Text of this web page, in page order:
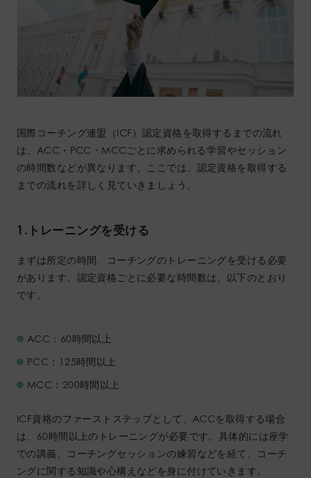
国際コーチング連盟（ICF）認定資格を取得するまでの流れ
は、ACC・PCC・MCCごとに求められる学習やセッション
の時間数などが異なります。ここでは、認定資格を取得する
までの流れを詳しく見ていきましょう。
1.トレーニングを受ける
まずは所定の時間、コーチングのトレーニングを受ける必要
があります。認定資格ごとに必要な時間数は、以下のとおり
です。
ACC：60時間以上
PCC：125時間以上
MCC：200時間以上
ICF資格のファーストステップとして、ACCを取得する場合
は、60時間以上のトレーニングが必要です。具体的には座学
での講義、コーチングセッションの練習などを経て、コーチ
ングに関する知識や心構えなどを身に付けていきます。